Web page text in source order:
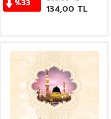
%33
134,00 TL